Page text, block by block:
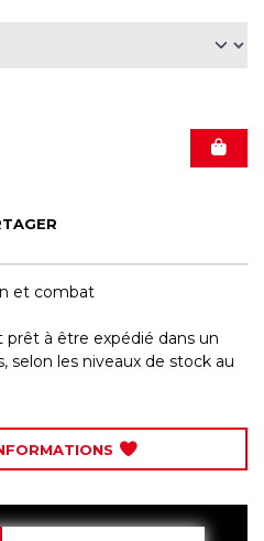
et combat
à être expédié dans un
selon les niveaux de stock au